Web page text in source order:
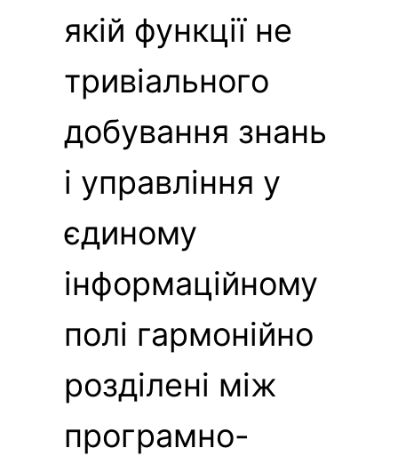
якій функції не
тривіального
добування знань
і управління у
єдиному
інформаційному
полі гармонійно
розділені між
програмно-